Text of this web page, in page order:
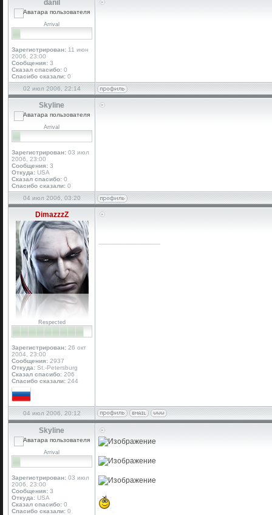
danil
Arrival
Зарегистрирован: 11 июн
2006, 23:00
Сообщения: 3
Сказал спасибо: 0
Спасибо сказали: 0
02 июл 2006, 22:14
Skyline
Arrival
Зарегистрирован: 03 июл
2006, 23:00
Сообщения: 3
Откуда: USA
Сказал спасибо: 0
Спасибо сказали: 0
04 июл 2006, 03:20
DimazzzZ
Respected
Зарегистрирован: 26 окт
2004, 23:00
Сообщения: 2937
Откуда: St.-Petersburg
Сказал спасибо: 206
Спасибо сказали: 244
04 июл 2006, 20:12
Skyline
Arrival
Зарегистрирован: 03 июл
2006, 23:00
Сообщения: 3
Откуда: USA
Сказал спасибо: 0
Спасибо сказали: 0